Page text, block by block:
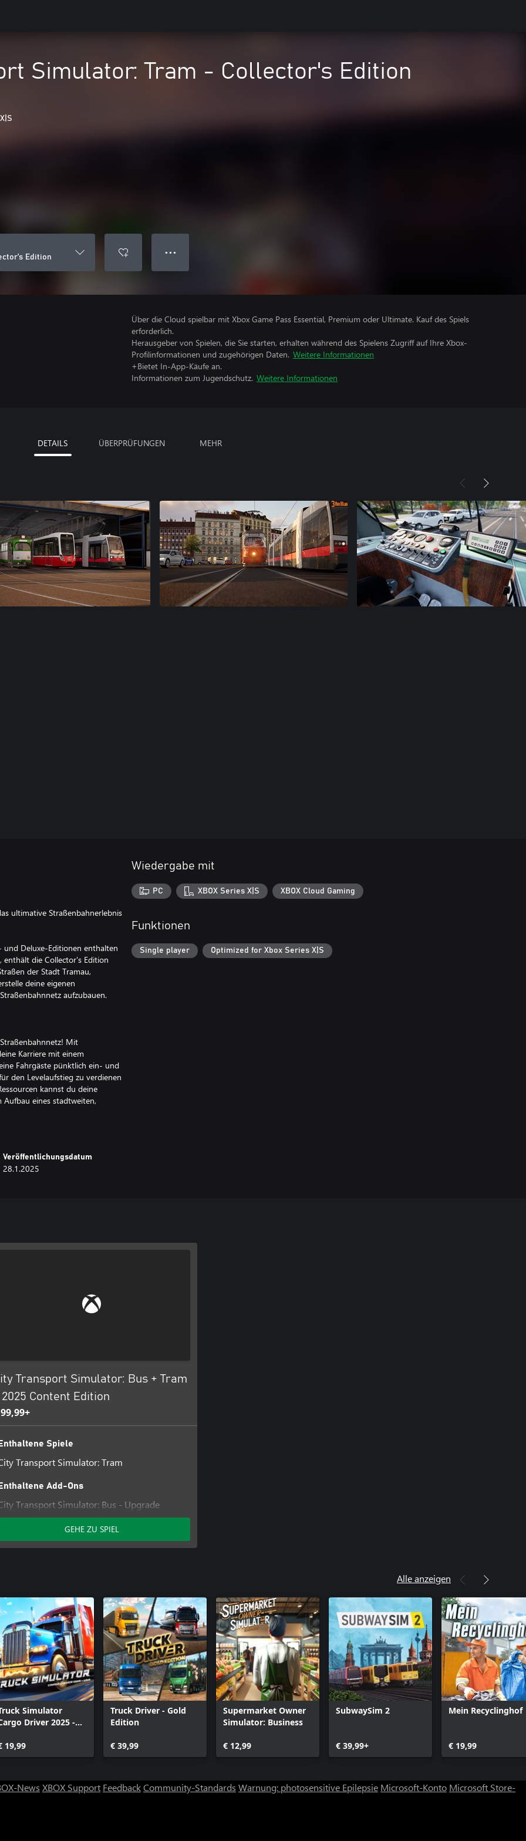
Simulator: Tram - Collector's Edition
Edition
● ● ●
Über die Cloud spielbar mit Xbox Game Pass Essential, Premium oder Ultimate. Kauf des Spiels
erforderlich.
Herausgeber von Spielen, die Sie starten, erhalten während des Spielens Zugriff auf Ihre Xbox-
Profilinformationen und zugehörigen Daten. Weitere Informationen
+Bietet In-App-Käufe an.
Informationen zum Jugendschutz. Weitere Informationen
DETAILS ÜBERPRÜFUNGEN MEHR
ultimative Straßenbahnerlebnis
und Deluxe-Editionen enthalten
enthält die Collector's Edition
der Stadt Tramau,
deine eigenen
aufzubauen.
Mit
Karriere mit einem
Fahrgäste pünktlich ein- und
den Levelaufstieg zu verdienen
kannst du deine
eines stadtweiten,
entspannte Straßenbahnfahrt.
Straßenbahnphysik.
Stadt, in der historischer
effizientes
von Wahrzeichen wie der
von Tramau verkörpert.
Veröffentlichungsdatum
28.1.2025
Wiedergabe mit
PC XBOX Series X|S XBOX Cloud Gaming
Funktionen
Single player Optimized for Xbox Series X|S
Transport Simulator: Bus + Tram
Content Edition
Enthaltene Spiele
Transport Simulator: Tram
Enthaltene Add-Ons
Transport Simulator: Bus - Upgrade
(für CTS: Tram Besitzer)
City Transport Simulator - Bus DLC: MAN
City A23
City A47 & A26
GEHE ZU SPIEL
Alle anzeigen
Simulator
Driver 2025 -
19,99
Truck Driver - Gold
Edition
€ 39,99
Supermarket Owner
Simulator: Business
€ 12,99
SubwaySim 2
€ 39,99+
Mein Recyclinghof
€ 19,99
News XBOX Support FeedbackCommunity-Standards Warnung: photosensitive Epilepsie Microsoft-Konto Microsoft Store-